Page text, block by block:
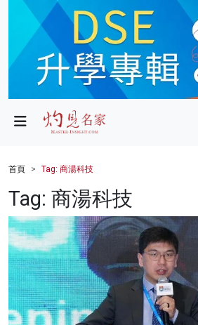
政局
財經
健康
商業
科技
影片
首頁 Tag: 商湯科技
Tag: 商湯科技